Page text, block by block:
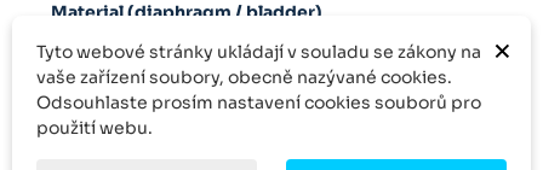
Material (diaphragm / bladder)
NBR
Nominal volume
0.7l
×
Tyto webové stránky ukládají v souladu se zákony na
vaše zařízení soubory, obecně nazývané cookies.
Odsouhlaste prosím nastavení cookies souborů pro
použití webu.